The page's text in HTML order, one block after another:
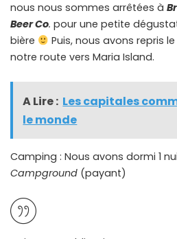
nous nous sommes arrêtées à
Beer Co. pour une petite
bière
Puis, nous avons repris
notre route vers Maria Island.
A Lire : Les capitales
le monde
Camping : Nous avons dormi 1
Campground (payant)